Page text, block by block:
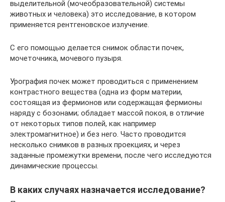
выделительной (мочеобразовательной) системы
животных и человека) это исследование, в котором
применяется рентгеновское излучение.
С его помощью делается снимок области почек,
мочеточника, мочевого пузыря.
Урография почек может проводиться с применением
контрастного вещества (одна из форм материи,
состоящая из фермионов или содержащая фермионы
наряду с бозонами; обладает массой покоя, в отличие
от некоторых типов полей, как например
электромагнитное) и без него. Часто проводится
несколько снимков в разных проекциях, и через
заданные промежутки времени, после чего исследуются
динамические процессы.
В каких случаях назначается исследование?